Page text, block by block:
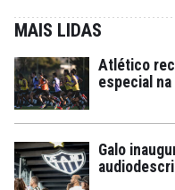
MAIS LIDAS
Atlético
especial na
Galo